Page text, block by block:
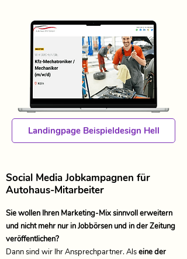
Landingpage Beispieldesign Hell
Social Media Jobkampagnen für
Autohaus-Mitarbeiter
Sie wollen Ihren Marketing-Mix sinnvoll erweitern
und nicht mehr nur in Jobbörsen und in der Zeitung
veröffentlichen?
Dann sind wir Ihr Ansprechpartner. Alseine der